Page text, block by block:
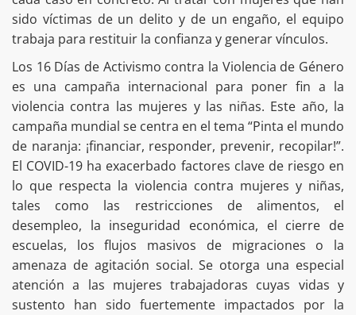
sido víctimas de un delito y de un engaño, el equipo
trabaja para restituir la confianza y generar vínculos.
Los 16 Días de Activismo contra la Violencia de Género
es una campaña internacional para poner fin a la
violencia contra las mujeres y las niñas. Este año, la
campaña mundial se centra en el tema “Pinta el mundo
de naranja: ¡financiar, responder, prevenir, recopilar!”.
El COVID-19 ha exacerbado factores clave de riesgo en
lo que respecta la violencia contra mujeres y niñas,
tales como las restricciones de alimentos, el
desempleo, la inseguridad económica, el cierre de
escuelas, los flujos masivos de migraciones o la
amenaza de agitación social. Se otorga una especial
atención a las mujeres trabajadoras cuyas vidas y
sustento han sido fuertemente impactados por la